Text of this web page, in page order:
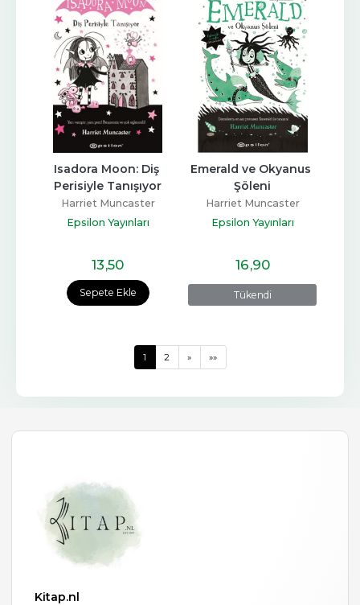
Sepete Ekle
Isadora Moon: Diş
Perisiyle Tanışıyor
Harriet Muncaster
Epsilon Yayınları
13,50
Tükendi
Emerald ve Okyanus
Şöleni
Harriet Muncaster
Epsilon Yayınları
16,90
1 2 » »»
Kitap.nl